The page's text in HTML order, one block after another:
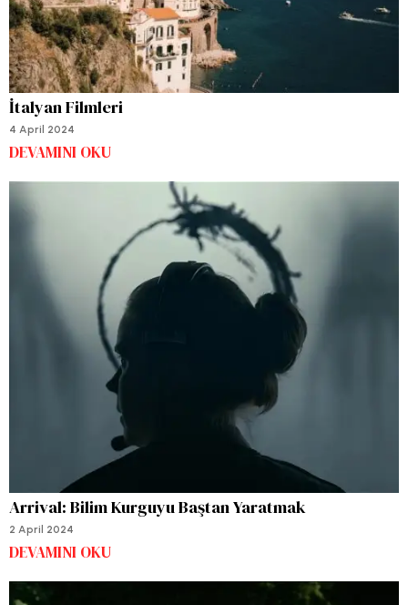
İtalyan Filmleri
4 April 2024
DEVAMINI OKU
Arrival: Bilim Kurguyu Baştan Yaratmak
2 April 2024
DEVAMINI OKU